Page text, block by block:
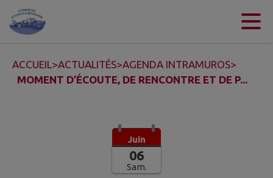
Contenu
ACCUEIL>ACTUALITÉS>AGENDA INTRAMUROS>
MOMENT D’ÉCOUTE, DE RENCONTRE ET DE P...
Juin
06
Sam.